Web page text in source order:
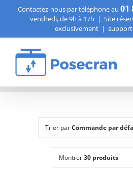
Passer
contenu
Contactez-nous par téléphone au 01
vendredi, de 9h à 17h | Site
exclusivement |
Trier parCommande par
Montrer30 produits